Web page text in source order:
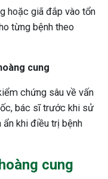
hoặc giã đắp vào tổn
từng bệnh theo
cung
chứng sâu về vấn
bác sĩ trước khi sử
khi điều trị bệnh
cung